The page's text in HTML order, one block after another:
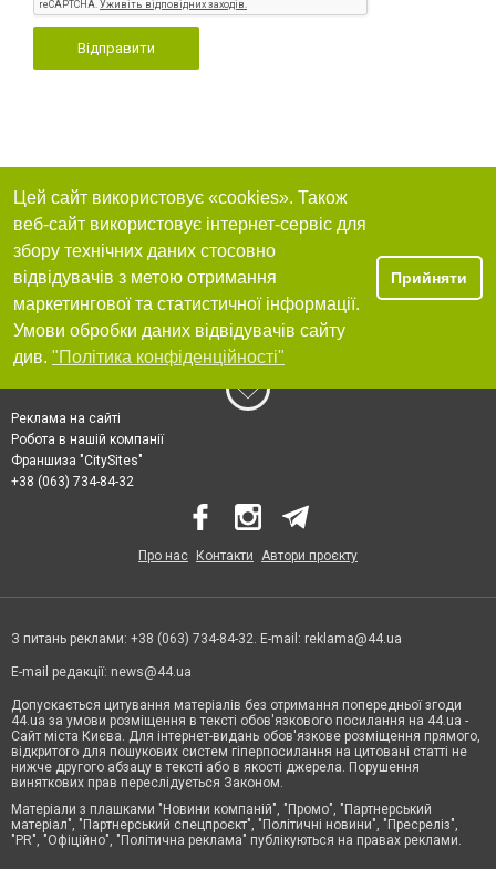
Відправити
Цей сайт використовує «cookies». Також
веб-сайт використовує інтернет-сервіс для
збору технічних даних стосовно
відвідувачів з метою отримання
маркетингової та статистичної інформації.
Умови обробки даних відвідувачів сайту
див. "Політика конфіденційності"
Прийняти
Реклама на сайті
Робота в нашій компанії
Франшиза "CitySites"
+38 (063) 734-84-32
Про нас Контакти Автори проєкту
З питань реклами: +38 (063) 734-84-32. E-mail: reklama@44.ua
E-mail редакції: news@44.ua
Допускається цитування матеріалів без отримання попередньої згоди
44.ua за умови розміщення в тексті обов'язкового посилання на 44.ua -
Сайт міста Києва. Для інтернет-видань обов'язкове розміщення прямого,
відкритого для пошукових систем гіперпосилання на цитовані статті не
нижче другого абзацу в тексті або в якості джерела. Порушення
виняткових прав переслідується Законом.
Матеріали з плашками "Новини компаній", "Промо", "Партнерський
матеріал", "Партнерський спецпроєкт", "Політичні новини", "Пресреліз",
"PR", "Офіційно", "Політична реклама" публікуються на правах реклами.